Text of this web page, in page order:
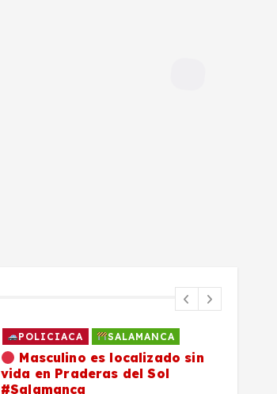
POLICIACA SALAMANCA
Masculino es localizado sin
vida en Praderas del Sol
#Salamanca